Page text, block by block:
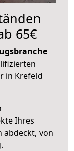
65€
in Krefeld
Ihres
abdeckt, von